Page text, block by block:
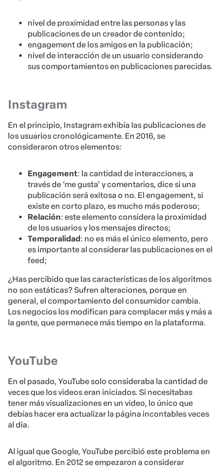
nivel de proximidad entre las personas y las
publicaciones de un creador de contenido;
engagement de los amigos en la publicación;
nivel de interacción de un usuario considerando
sus comportamientos en publicaciones parecidas.
Instagram
En el principio, Instagram exhibía las publicaciones de
los usuarios cronológicamente. En 2016, se
consideraron otros elementos:
Engagement: la cantidad de interacciones, a
través de ‘me gusta’ y comentarios, dice si una
publicación será exitosa o no. El engagement, si
existe en corto plazo, es mucho más poderoso;
Relación: este elemento considera la proximidad
de los usuarios y los mensajes directos;
Temporalidad : no es más el único elemento, pero
es importante al considerar las publicaciones en el
feed;
¿Has percibido que las características de los algoritmos
no son estáticas? Sufren alteraciones, porque en
general, el comportamiento del consumidor cambia.
Los negocios los modifican para complacer más y más a
la gente, que permanece más tiempo en la plataforma.
YouTube
En el pasado, YouTube solo consideraba la cantidad de
veces que los videos eran iniciados. Si necesitabas
tener más visualizaciones en un video, lo único que
debías hacer era actualizar la página incontables veces
al día.
Al igual que Google, YouTube percibió este problema en
el algoritmo. En 2012 se empezaron a considerar